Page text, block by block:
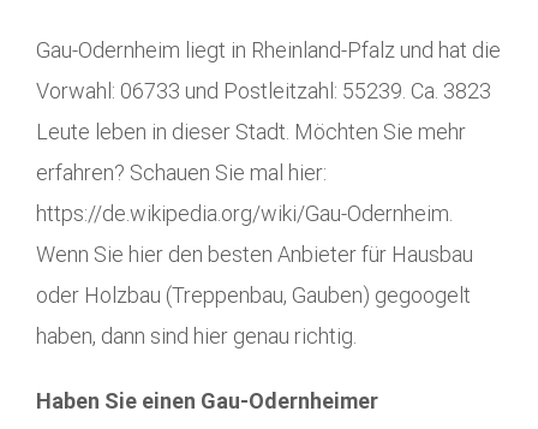
Gau-Odernheim liegt in Rheinland-Pfalz und hat die
Vorwahl: 06733 und Postleitzahl: 55239. Ca. 3823
Leute leben in dieser Stadt. Möchten Sie mehr
erfahren? Schauen Sie mal hier:
https://de.wikipedia.org/wiki/Gau-Odernheim.
Wenn Sie hier den besten Anbieter für Hausbau
oder Holzbau (Treppenbau, Gauben) gegoogelt
haben, dann sind hier genau richtig.
Haben Sie einen Gau-Odernheimer